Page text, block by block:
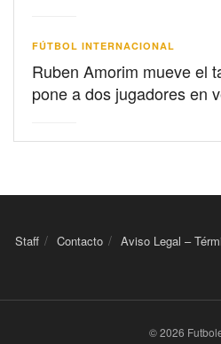
FÚTBOL INTERNACIONAL
Ruben Amorim mueve el
pone a dos jugadores en
Staff Contacto Aviso Legal –
© 2026